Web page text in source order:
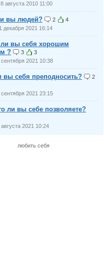
8 августа 2010 11:00
вы людей? 2
4
декабря 2021 16:14
ли вы себя хорошим
?
3
3
сентября 2021 10:38
вы себя преподносить?
2
сентября 2021 23:15
ли вы себе позволяете?
августа 2021 10:24
любить себя